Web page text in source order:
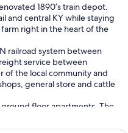
1890’s train depot.
and central KY while staying
right in the heart of the
railroad system between
service between
of the local community and
general store and cattle
floor apartments. The
with local handcrafted and